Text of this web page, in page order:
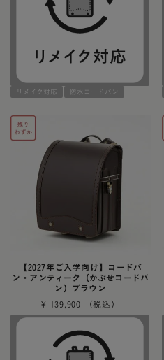
リメイク対応 防水コードバン
【2027年ご入学向け】コードバ
ン・アンティーク（かぶせコードバ
ン）ブラウン
¥
139,900